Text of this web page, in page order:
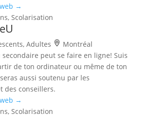
→
Scolarisation
Adultes
Montréal
peut se faire en ligne! Suis
de ton ordinateur ou même de ton
aussi soutenu par les
des conseillers.
→
Scolarisation